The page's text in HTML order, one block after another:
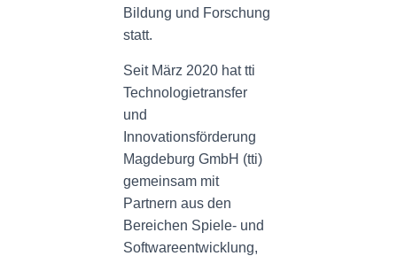
Bildung und Forschung
statt.
Seit März 2020 hat tti
Technologietransfer
und
Innovationsförderung
Magdeburg GmbH (tti)
gemeinsam mit
Partnern aus den
Bereichen Spiele- und
Softwareentwicklung,